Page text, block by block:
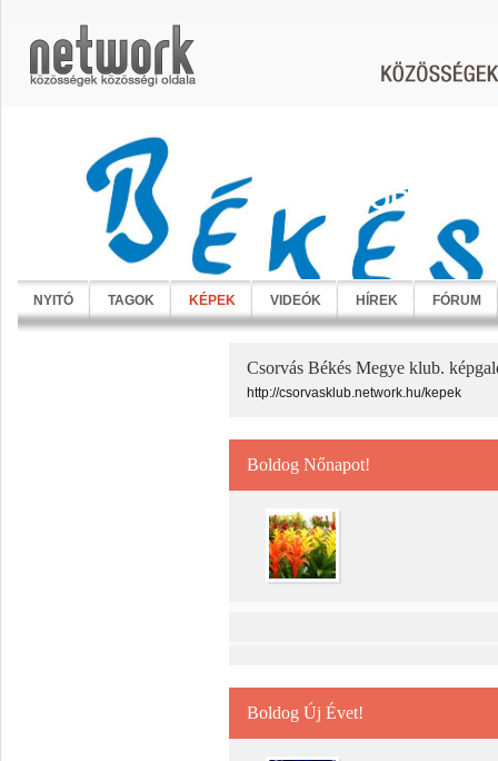
CSORVÁS
NYITÓ TAGOK KÉPEK VIDEÓK HÍREK FÓRUM
Csorvás Békés Megye klub.
http://csorvasklub.network.hu/kepek
Boldog Nőnapot!
Boldog Új Évet!